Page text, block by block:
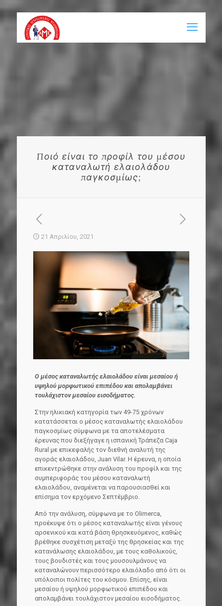
Ποιό είναι το προφίλ του μέσου
καταναλωτή ελαιολάδου
παγκοσμίως;
21 Απριλίου, 2021
O μέσος καταναλωτής ελαιολάδου είναι μεσαίου ή
υψηλού μορφωτικού επιπέδου και απολαμβάνει
τουλάχιστον μεσαίου εισοδήματος.
Στην ηλικιακή κατηγορία των 49-75 χρόνων
κατατάσσεται ο μέσος καταναλωτής ελαιολάδου
παγκοσμίως σύμφωνα με τα αποτελέσματα
έρευνας που διεξήγαγε η ισπανική Τράπεζα Caja
Rural με επικεφαλής τον διεθνή αναλυτή της
αγοράς ελαιολάδου, Juan Vilar. Η έρευνα, η οποία
επικεντρώθηκε στην ανάλυση του προφίλ και της
συμπεριφοράς του μέσου καταναλωτή
ελαιολάδου, αναμένεται να παρουσιασθεί και
επίσημα τον ερχόμενο Σεπτέμβριο.
Από την ανάλυση, σύμφωνα με το Olimerca,
προέκυψε ότι ο μέσος καταναλωτής είναι γένους
αρσενικού και κατά βάση θρησκευόμενος, καθώς
βρέθηκε συσχέτιση μεταξύ της θρησκείας και της
κατανάλωσης ελαιολάδου, με τους καθολικούς,
τους βουδιστές και τους μουσουλμάνους να
καταναλώνουν περισσότερο ελαιόλαδο από ότι οι
υπόλοιποι πολίτες του κόσμου. Επίσης, είναι
μεσαίου ή υψηλού μορφωτικού επιπέδου και
απολαμβάνει τουλάχιστον μεσαίου εισοδήματος.